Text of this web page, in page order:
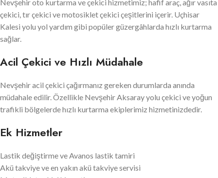
Nevşehir oto kurtarma ve çekici hizmetimiz; hafif araç, ağır vasıta
çekici, tır çekici ve motosiklet çekici çeşitlerini içerir. Uçhisar
Kalesi yolu yol yardım gibi popüler güzergâhlarda hızlı kurtarma
sağlar.
Acil Çekici ve Hızlı Müdahale
Nevşehir acil çekici çağırmanız gereken durumlarda anında
müdahale edilir. Özellikle Nevşehir Aksaray yolu çekici ve yoğun
trafikli bölgelerde hızlı kurtarma ekiplerimiz hizmetinizdedir.
Ek Hizmetler
Lastik değiştirme ve Avanos lastik tamiri
Akü takviye ve en yakın akü takviye servisi